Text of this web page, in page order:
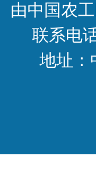
由中国农
联系电
地址：